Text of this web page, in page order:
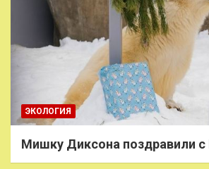
ЭКОЛОГИЯ
Мишку Диксона поздравили